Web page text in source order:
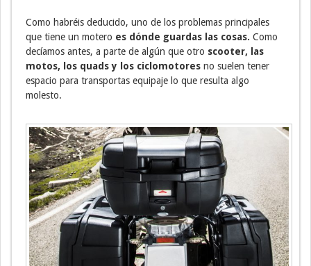
Como habréis deducido, uno de los problemas principales
que tiene un motero es dónde guardas las cosas. Como
decíamos antes, a parte de algún que otro scooter, las
motos, los quads y los ciclomotores no suelen tener
espacio para transportas equipaje lo que resulta algo
molesto.